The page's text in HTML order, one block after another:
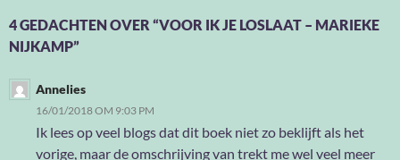
4 GEDACHTEN OVER “VOOR IK JE LOSLAAT – MARIEKE
NIJKAMP”
Annelies
16/01/2018 OM 9:03 PM
Ik lees op veel blogs dat dit boek niet zo beklijft als het
vorige, maar de omschrijving van trekt me wel veel meer